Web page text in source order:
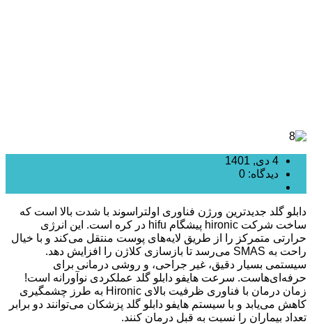
4 دی, 1401
دیدگاه: 0
دابلو گلد جدیدترین ورژن فناوری اولتراسوند با شدت بالا است که
ساخت شرکت hironic پیشگام hifu در کره است. این انرژی
حرارتی متمرکز را از طریق لایه‌های پوست منتقل می‌کند و با خیال
راحت به SMAS می‌رسد تا بازسازی کلاژن را افزایش دهد.
سیستمی بسیار دقیق، غیر جراحی، و روشی درمانی برای
حرفه‌ای‌هاست. سرعت هایفو دابلو گلد ​​عملکردی نوآورانه است!
زمان درمان با فناوری ظرفیت بالای Hironic به طرز چشمگیری
کاهش می‌یابد و با سیستم هایفو دابلو گلد پزشکان می‌توانند دو برابر
تعداد بیماران را نسبت به قبل درمان کنند.